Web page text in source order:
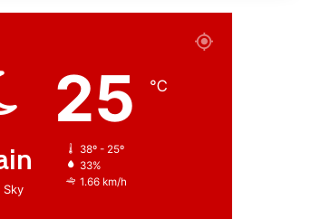
Sky
25 ℃
38º - 25º
33%
1.66 km/h